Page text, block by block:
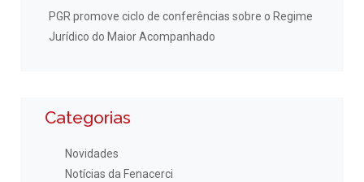
PGR promove ciclo de conferências sobre o Regime
Jurídico do Maior Acompanhado
Categorias
Novidades
Notícias da Fenacerci